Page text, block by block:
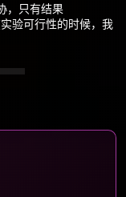
，只有结果
验可行性的时候，我
型咨询